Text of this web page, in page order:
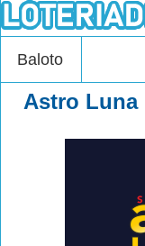
Baloto
Astro Luna